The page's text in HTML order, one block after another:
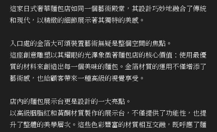
這家日式奢華麵包店如同一個藝術殿堂，其設計巧妙地融合了傳統
和現代，以精緻的細節展示著其獨特的美感。
入口處的金箔大可頌裝置藝術無疑是整個空間的焦點。
這座創意雕塑以其耀眼的光澤象徵著麵包店的核心價值：使用最優
質的材料來創造出每一個美味的麵包。金箔材質的運用不僅增添了
藝術感，也給顧客帶來一種高級的視覺享受。
店內的麵包展示台更是設計的一大亮點。
以高級胭脂紅和黃酮材質製作的展示台，不僅提供了功能性，也提
升了整體的美學層次。這些色彩豐富的材質相互交融，既呼應了麵